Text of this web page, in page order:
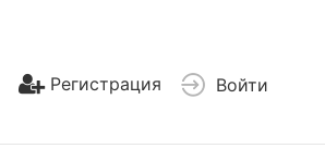
Регистрация Войти